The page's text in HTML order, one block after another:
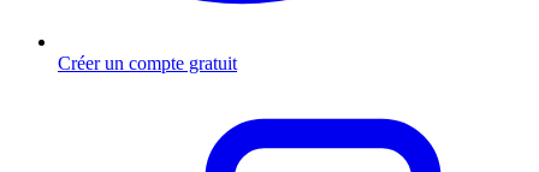
Créer un compte gratuit